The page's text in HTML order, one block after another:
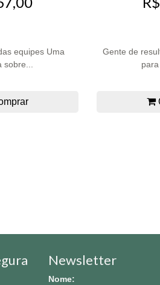
equipes Uma
sobre...
Gente de
para
Newsletter
Nome: